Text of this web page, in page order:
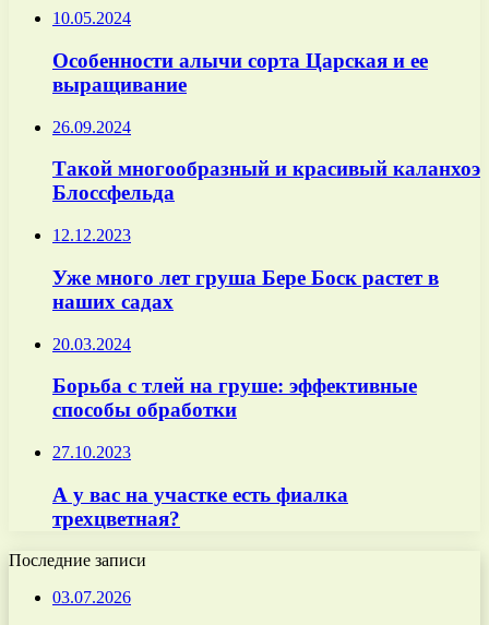
10.05.2024
Особенности алычи сорта Царская и ее
выращивание
26.09.2024
Такой многообразный и красивый каланхоэ
Блоссфельда
12.12.2023
Уже много лет груша Бере Боск растет в
наших садах
20.03.2024
Борьба с тлей на груше: эффективные
способы обработки
27.10.2023
А у вас на участке есть фиалка
трехцветная?
Последние записи
03.07.2026